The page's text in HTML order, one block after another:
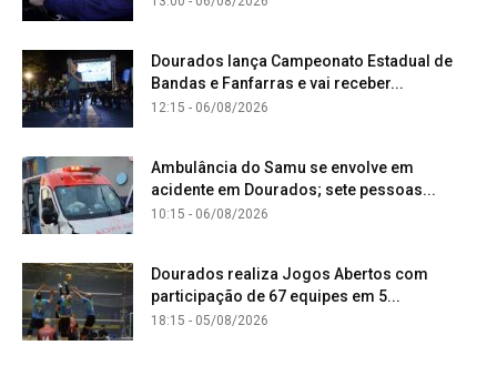
Dourados lança Campeonato Estadual de
Bandas e Fanfarras e vai receber...
12:15 - 06/08/2026
Ambulância do Samu se envolve em
acidente em Dourados; sete pessoas...
10:15 - 06/08/2026
Dourados realiza Jogos Abertos com
participação de 67 equipes em 5...
18:15 - 05/08/2026